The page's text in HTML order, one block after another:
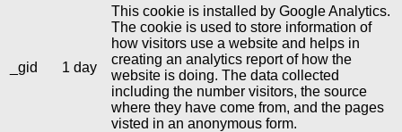
_gid 1 day
This cookie is installed by Google Analytics.
The cookie is used to store information of
how visitors use a website and helps in
creating an analytics report of how the
website is doing. The data collected
including the number visitors, the source
where they have come from, and the pages
visted in an anonymous form.